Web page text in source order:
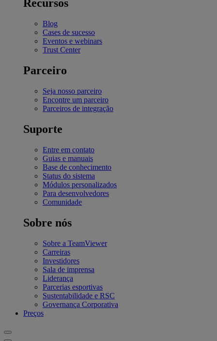
Recursos
Blog
Cases de sucesso
Eventos e webinars
Trust Center
Parceiro
Seja nosso parceiro
Encontre um parceiro
Parceiros de integração
Suporte
Entre em contato
Guias e manuais
Base de conhecimento
Status do sistema
Módulos personalizados
Para desenvolvedores
Comunidade
Sobre nós
Sobre a TeamViewer
Carreiras
Investidores
Sala de imprensa
Liderança
Parcerias esportivas
Sustentabilidade e RSC
Governança Corporativa
Preços